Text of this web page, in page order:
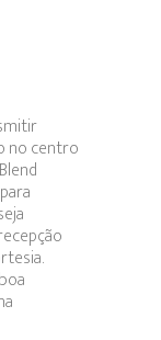
no centro